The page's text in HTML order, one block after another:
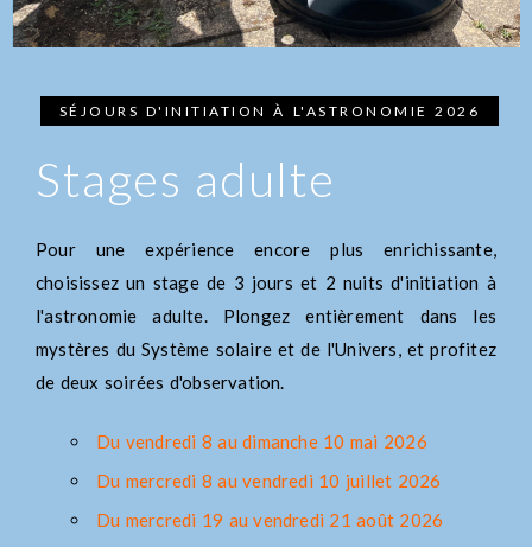
SÉJOURS D'INITIATION À L'ASTRONOMIE 2026
Stages adulte
Pour une expérience encore plus enrichissante,
choisissez un stage de 3 jours et 2 nuits d'initiation à
l'astronomie adulte. Plongez entièrement dans les
mystères du Système solaire et de l'Univers, et profitez
de deux soirées d'observation.
Du vendredi 8 au dimanche 10 mai 2026
Du mercredi 8 au vendredi 10 juillet 2026
Du mercredi 19 au vendredi 21 août 2026